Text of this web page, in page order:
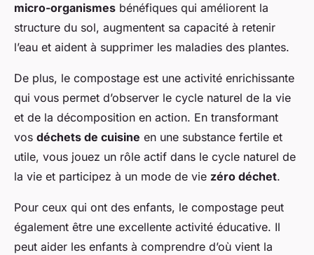
micro-organismes bénéfiques qui améliorent la
structure du sol, augmentent sa capacité à retenir
l’eau et aident à supprimer les maladies des plantes.
De plus, le compostage est une activité enrichissante
qui vous permet d’observer le cycle naturel de la vie
et de la décomposition en action. En transformant
vos déchets de cuisine en une substance fertile et
utile, vous jouez un rôle actif dans le cycle naturel de
la vie et participez à un mode de vie zéro déchet.
Pour ceux qui ont des enfants, le compostage peut
également être une excellente activité éducative. Il
peut aider les enfants à comprendre d’où vient la